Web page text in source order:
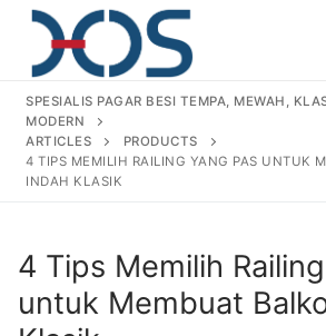
Skip
content
Search
Home
About Us
SPESIALIS PAGAR BESI TEMPA, MEWAH,
MODERN
ARTICLES
PRODUCTS
4 TIPS MEMILIH RAILING YANG PAS UNTUK
INDAH KLASIK
4 Tips Memilih
untuk Membuat